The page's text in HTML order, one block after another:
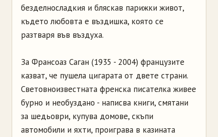
безделносладкия и бляскав парижки живот,
където любовта е въздишка, която се
разтваря във въздуха.
За Франсоаз Саган (1935 - 2004) французите
казват, че пушела цигарата от двете страни.
Световноизвестната френска писателка живее
бурно и необуздано - написва книги, смятани
за шедьоври, купува домове, скъпи
автомобили и яхти, проиграва в казината